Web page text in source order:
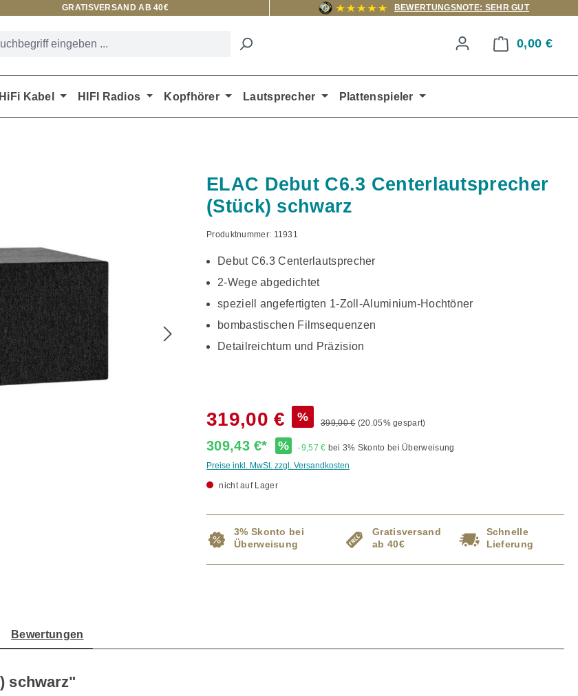
GRATISVERSAND AB 40€ BEWERTUNGSNOTE: SEHR GUT
0,00 €
HiFi Kabel HIFI Radios Kopfhörer Lautsprecher Plattenspieler
ELAC Debut C6.3 Centerlautsprecher
(Stück) schwarz
Produktnummer: 11931
Debut C6.3 Centerlautsprecher
2-Wege abgedichtet
speziell angefertigten 1-Zoll-Aluminium-Hochtöner
bombastischen Filmsequenzen
Detailreichtum und Präzision
319,00 € % 399,00 € (20.05% gespart)
309,43 €* % -9,57 € bei 3% Skonto bei Überweisung
Preise inkl. MwSt. zzgl. Versandkosten
nicht auf Lager
3% Skonto bei
Überweisung
Gratisversand
ab 40€
Schnelle
Lieferung
Bewertungen
schwarz"